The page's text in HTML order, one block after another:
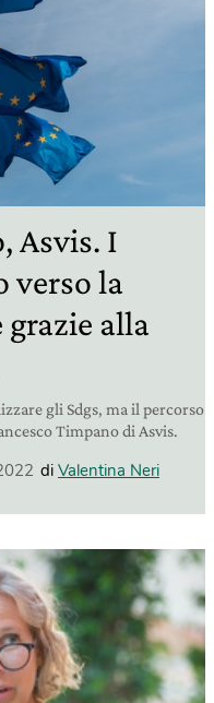
Asvis. I
verso la
alla
gli Sdgs, ma il percorso
Timpano di Asvis.
di Valentina Neri